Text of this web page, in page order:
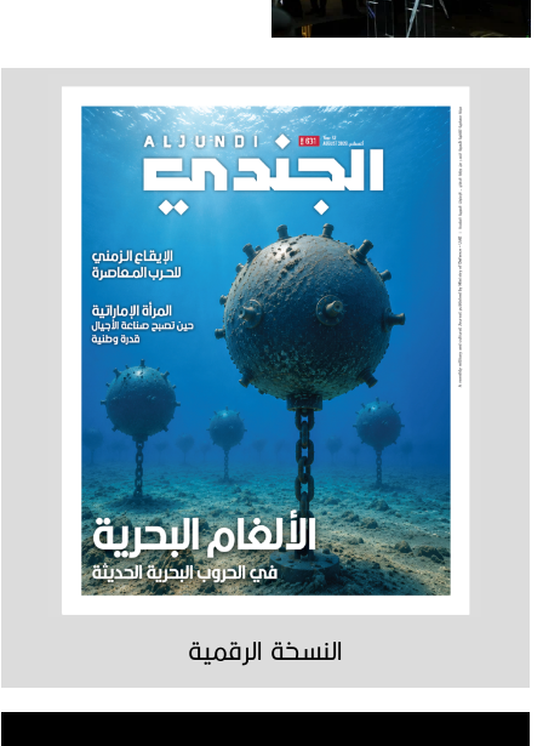
النسخة الرقمية